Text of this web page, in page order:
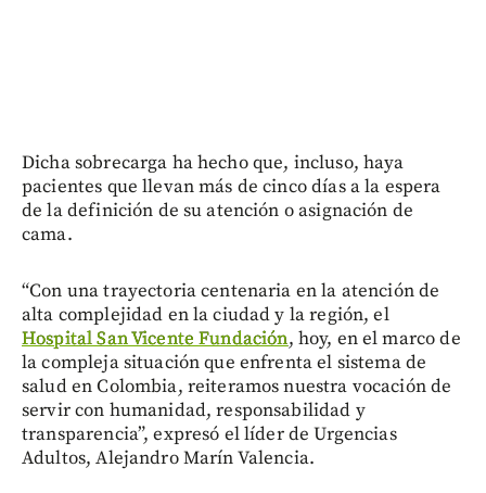
Dicha sobrecarga ha hecho que, incluso, haya
pacientes que llevan más de cinco días a la espera
de la definición de su atención o asignación de
cama.
“Con una trayectoria centenaria en la atención de
alta complejidad en la ciudad y la región, el
Hospital San Vicente Fundación, hoy, en el marco de
la compleja situación que enfrenta el sistema de
salud en Colombia, reiteramos nuestra vocación de
servir con humanidad, responsabilidad y
transparencia”, expresó el líder de Urgencias
Adultos, Alejandro Marín Valencia.